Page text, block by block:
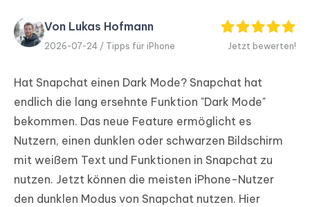
PDF
Editor
Neu
iAnyGo
Von Lukas Hofmann
2026-07-24 / Tipps für iPhone Jetzt bewerten!
Hat Snapchat einen Dark Mode? Snapchat hat
endlich die lang ersehnte Funktion "Dark Mode"
bekommen. Das neue Feature ermöglicht es
Nutzern, einen dunklen oder schwarzen Bildschirm
mit weißem Text und Funktionen in Snapchat zu
nutzen. Jetzt können die meisten iPhone-Nutzer
den dunklen Modus von Snapchat nutzen. Hier